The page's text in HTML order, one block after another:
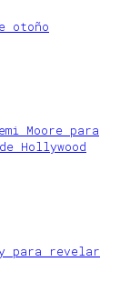
otoño
Moore para
Hollywood
para revelar